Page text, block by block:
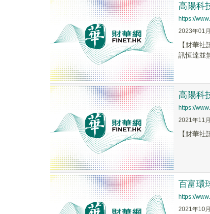
高陽科
https://
2023年01
【財華
訊恒達並
高陽科
https://
2021年11
【財華
百富環
https://
2021年10